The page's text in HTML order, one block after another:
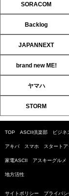
SORACOM
Backlog
JAPANNEXT
brand new ME!
ヤマハ
STORM
TOP ASCII倶楽部 ビジネ
アキバ スマホ スタートア
家電ASCII アスキーグルメ
地方活性
サイトポリシー プライバ